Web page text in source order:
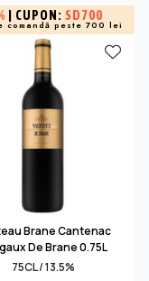
| CUPON: SD700
comandă peste 700 lei
Brane Cantenac
De Brane 0.75L
75CL / 13.5%